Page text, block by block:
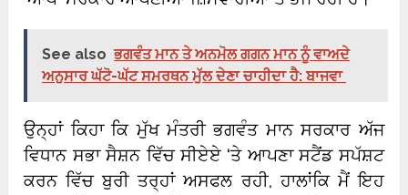
See also ਭਗਵੰਤ ਮਾਨ ਤੇ ਅਨਮੋਲ ਗਗਨ ਮਾਨ ਨੂੰ ਵਾਅਦੇ
ਅਨੁਸਾਰ ਘੱਟੋ-ਘੱਟ ਸਮਰਥਨ ਮੁੱਲ ਦੇਣਾ ਚਾਹੀਦਾ ਹੈ: ਬਾਜਵਾ
ਉਨ੍ਹਾਂ ਕਿਹਾ ਕਿ ਮੁੱਖ ਮੰਤਰੀ ਭਗਵੰਤ ਮਾਨ ਸਰਕਾਰ ਅੱਜ
ਵਿਧਾਨ ਸਭਾ ਸੈਸ਼ਨ ਵਿੱਚ ਸੀਏਏ ‘ਤੇ ਆਪਣਾ ਸਟੈਂਡ ਸਪੱਸ਼ਟ
ਕਰਨ ਵਿੱਚ ਬੁਰੀ ਤਰ੍ਹਾਂ ਅਸਫਲ ਰਹੀ, ਹਾਲਾਂਕਿ ਮੈਂ ਇਹ